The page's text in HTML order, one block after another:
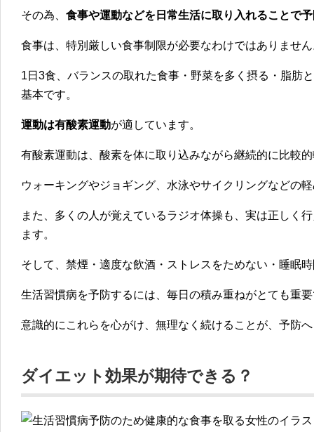
その為、 食事や運動などを日常生活に取り入れることで
食事は、特別厳しい食事制限が必要なわけではありませ
1日3食、 バランスの取れた食事・野菜を多く摂る・脂肪
基本です。
運動は有酸素運動が適しています。
有酸素運動は、酸素を体に取り込みながら継続的に比較
ウォーキングやジョギング、水泳やサイクリングなどの
また、多くの人が覚えているラジオ体操も、実は正しく
ます。
そして、禁煙・適度な飲酒・ストレスをためない・睡眠
生活習慣病を予防するには、毎日の積み重ねがとても重
意識的にこれらを心がけ、無理なく続けることが、予防
ダイエット効果が期待できる？